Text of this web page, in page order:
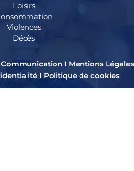
Loisirs
Violences
Décès
Communication I Mentions Légales
I Politique de cookies